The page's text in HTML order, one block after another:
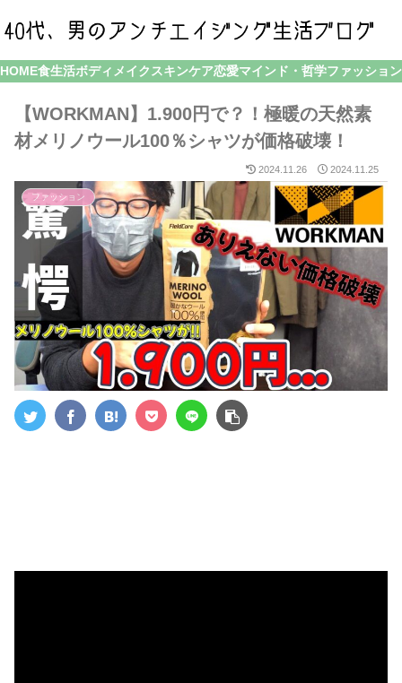
HOME食生活ボディメイク スキンケア恋愛マインド・哲学ファッション
【WORKMAN】1.900円で？！極暖の天然素
材メリノウール100％シャツが価格破壊！
2024.11.26 2024.11.25
ファッション